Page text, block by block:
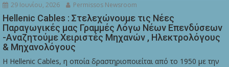
29 Ιουνίου, 2026 Permissos Newsroom
Hellenic Cables : Στελεχώνουμε τις Νέες
Παραγωγικές μας Γραμμές Λόγω Νέων Επενδύσεων
-Αναζητούμε Χειριστές Μηχανών , Ηλεκτρολόγους
& Μηχανολόγους
Η Hellenic Cables, η οποία δραστηριοποιείται από το 1950 με την